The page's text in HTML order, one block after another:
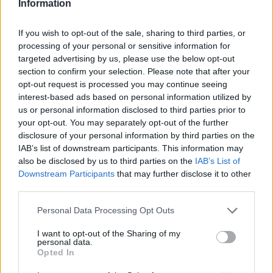
Information
If you wish to opt-out of the sale, sharing to third parties, or
processing of your personal or sensitive information for
targeted advertising by us, please use the below opt-out
section to confirm your selection. Please note that after your
opt-out request is processed you may continue seeing
interest-based ads based on personal information utilized by
us or personal information disclosed to third parties prior to
your opt-out. You may separately opt-out of the further
disclosure of your personal information by third parties on the
IAB’s list of downstream participants. This information may
also be disclosed by us to third parties on the IAB’s List of
Downstream Participants that may further disclose it to other
Personal Data Processing Opt Outs
I want to opt-out of the Sharing of my
personal data.
Opted In
týdny. Novinářům to řekl ředitel zooparku Vít Lukáš, podle kterého
Zoo Ostrava odchovává čtyři mláďata vzácných oslů
onagerů
26.7.2026 01:16 | OSTRAVA ( ČTK)
Zoo Ostrava odchovává čtyři
mláďata vzácných oslů
onagerů. Jde o nejohroženější
poddruh divokého asijského
osla. V zahradě žije
dvanáctičlenné stádo, které je tak nejpočetnější v Evropě.
Novinářům to sdělila mluvčí zahrady Šárka Nováková. V přírodě se
vyskytuje jen okolo 1200 jedinců tohoto kriticky ohroženého
zvířete.
Polička na Svitavsku staví v Liboháji pietní místo na
26.7.2026 00:36 | POLIČKA ( ČTK
Diskuse: 17